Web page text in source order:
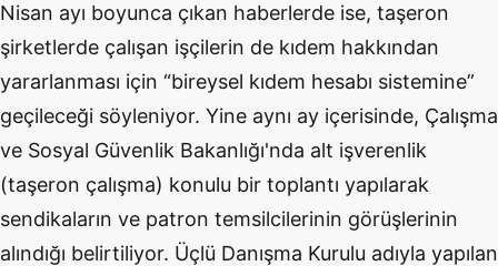
Nisan ayı boyunca çıkan haberlerde ise, taşeron
şirketlerde çalışan işçilerin de kıdem hakkından
yararlanması için “bireysel kıdem hesabı sistemine”
geçileceği söyleniyor. Yine aynı ay içerisinde, Çalışma
ve Sosyal Güvenlik Bakanlığı'nda alt işverenlik
(taşeron çalışma) konulu bir toplantı yapılarak
sendikaların ve patron temsilcilerinin görüşlerinin
alındığı belirtiliyor. Üçlü Danışma Kurulu adıyla yapılan